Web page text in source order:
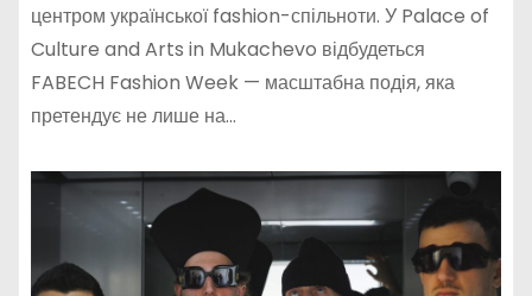
центром української fashion-спільноти. У Palace of
Culture and Arts in Mukachevo відбудеться
FABECH Fashion Week — масштабна подія, яка
претендує не лише на…